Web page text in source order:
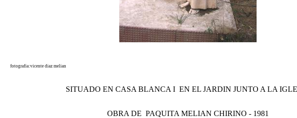
fotografia:vicente diaz melian
SITUADO EN CASA BLANCA I EN EL JARDIN JUNTO A LA
OBRA DE PAQUITA MELIAN CHIRINO - 1981